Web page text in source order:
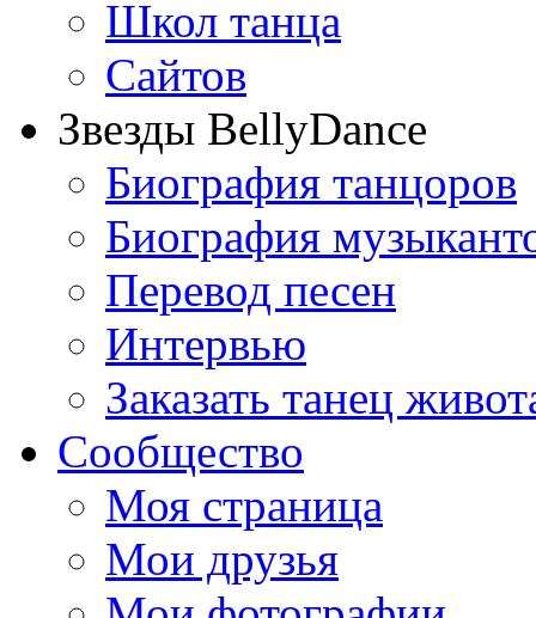
Школ танца
Сайтов
Звезды BellyDance
Биография танцоров
Биография
Перевод песен
Интервью
Заказать танец
Сообщество
Моя страница
Мои друзья